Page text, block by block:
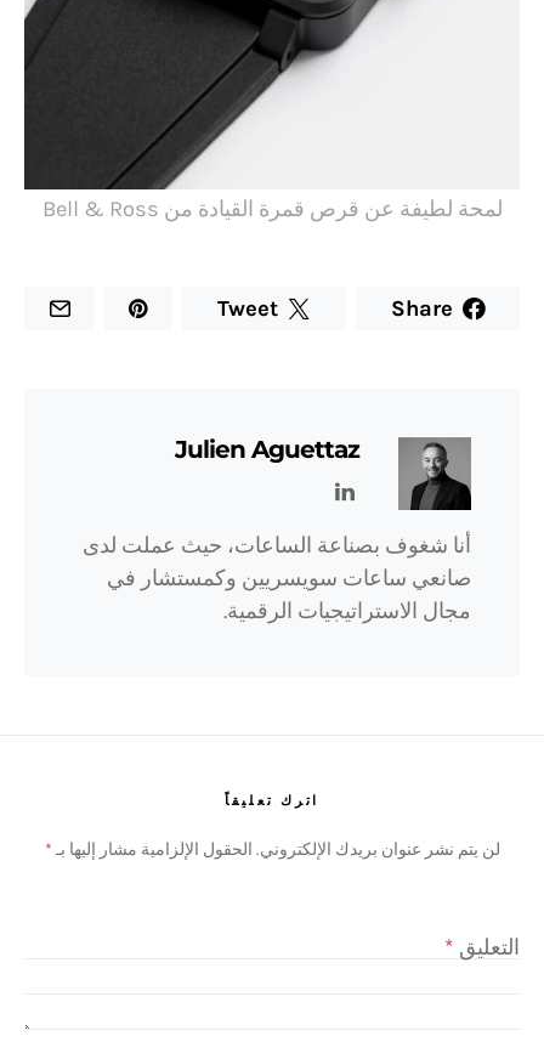
لمحة لطيفة عن قرص قمرة القيادة من Bell & Ross
Share
Tweet
Julien Aguettaz
أنا شغوف بصناعة الساعات، حيث عملت لدى
صانعي ساعات سويسريين وكمستشار في
مجال الاستراتيجيات الرقمية.
اترك تعليقاً
لن يتم نشر عنوان بريدك الإلكتروني. الحقول الإلزامية مشار إليها بـ *
التعليق *